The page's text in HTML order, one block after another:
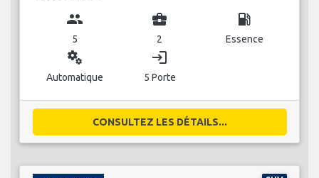
group
5
business_center
2
local_gas_station
Essence
miscellaneous_services
Automatique
login
5 Porte
CONSULTEZ LES DÉTAILS...